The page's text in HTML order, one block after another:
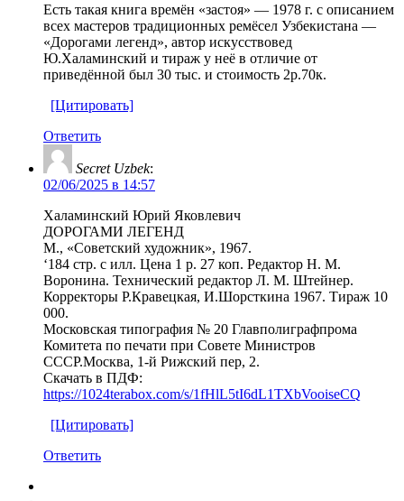
Есть такая книга времён «застоя» — 1978 г. с описанием
всех мастеров традиционных ремёсел Узбекистана —
«Дорогами легенд», автор искусствовед
Ю.Халаминский и тираж у неё в отличие от
приведённой был 30 тыс. и стоимость 2р.70к.
[Цитировать]
Ответить
Secret Uzbek:
02/06/2025 в 14:57
Халаминский Юрий Яковлевич
ДОРОГАМИ ЛЕГЕНД
М., «Советский художник», 1967.
‘184 стр. с илл. Цена 1 р. 27 коп. Редактор Н. М.
Воронина. Технический редактор Л. М. Штейнер.
Корректоры Р.Кравецкая, И.Шорсткина 1967. Тираж 10
000.
Московская типография № 20 Главполиграфпрома
Комитета по печати при Совете Министров
СССР.Москва, 1-й Рижский пер, 2.
Скачать в ПДФ:
https://1024terabox.com/s/1fHlL5tI6dL1TXbVooiseCQ
[Цитировать]
Ответить